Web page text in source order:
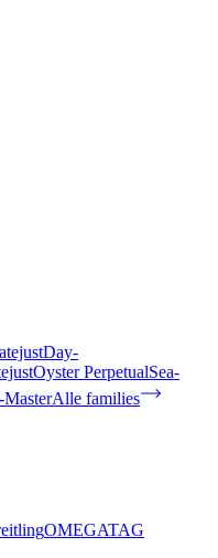
Day-
Oyster PerpetualSea-
MasterAlle families
OMEGATAG